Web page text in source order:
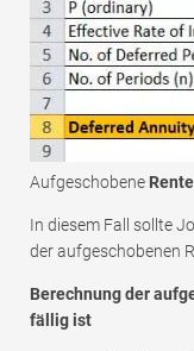
Aufgeschobene Rente
In diesem Fall sollte
der aufgeschobenen
Berechnung der
fällig ist